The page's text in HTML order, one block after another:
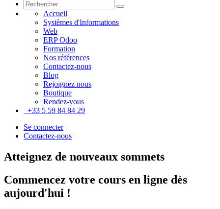
Accueil
Systèmes d'Informations
Web
ERP Odoo
Formation
Nos références
Contactez-nous
Blog
Rejoignez nous
Boutique
Rendez-vous
+33 5 59 84 84 29
Se connecter
Contactez-nous
Atteignez de nouveaux sommets
Commencez votre cours en ligne dès
aujourd'hui !